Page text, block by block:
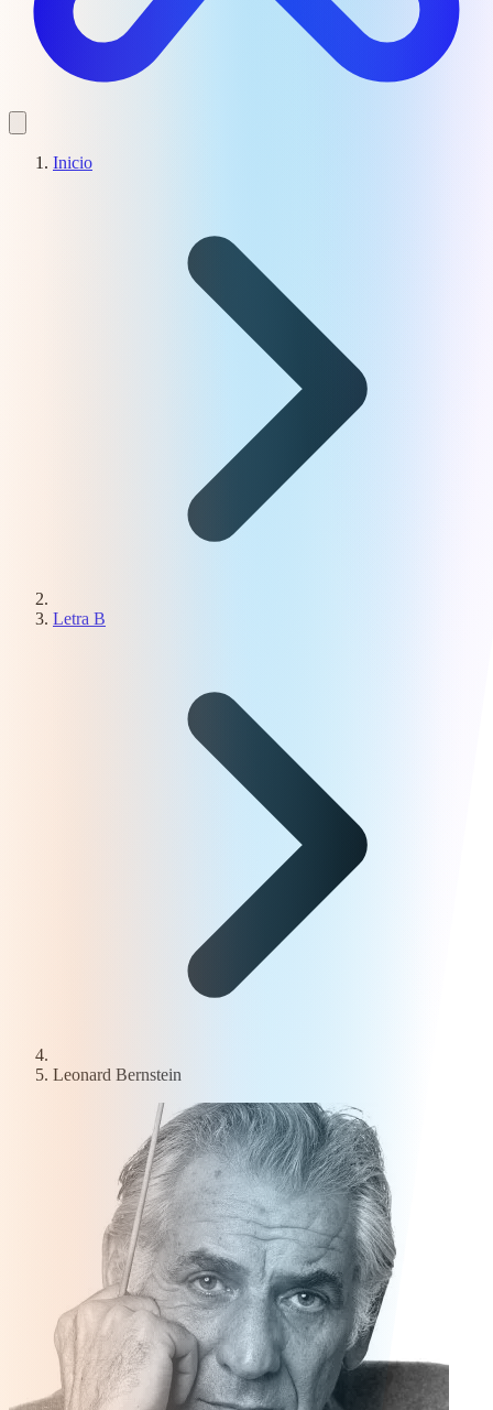
Inicio
Letra B
Leonard Bernstein